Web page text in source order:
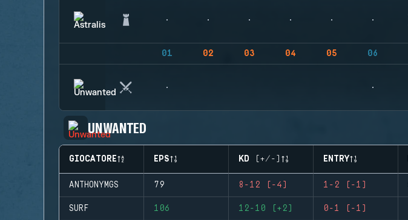
01 02 03 04 05 06
UNWANTED
GIOCATORE EPS KD (+/-) ENTRY
ANTHONYMGS 79 8-12 (-4) 1-2 (-1)
SURF 106 12-10 (+2) 0-1 (-1)